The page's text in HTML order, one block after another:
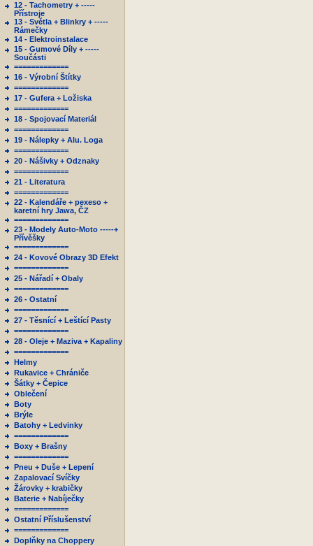
12 - Tachometry + -----
Přístroje
13 - Světla + Blinkry + -----
Rámečky
14 - Elektroinstalace
15 - Gumové Díly + -----
Součásti
=============
16 - Výrobní Štítky
=============
17 - Gufera + Ložiska
=============
18 - Spojovací Materiál
=============
19 - Nálepky + Alu. Loga
=============
20 - Nášivky + Odznaky
=============
21 - Literatura
=============
22 - Kalendáře + pexeso +
karetní hry Jawa, ČZ
=============
23 - Modely Auto-Moto -----+
Přívěšky
=============
24 - Kovové Obrazy 3D Efekt
=============
25 - Nářadí + Obaly
=============
26 - Ostatní
=============
27 - Těsnící + Leštící Pasty
=============
28 - Oleje + Maziva + Kapaliny
=============
Helmy
Rukavice + Chrániče
Šátky + Čepice
Oblečení
Boty
Brýle
Batohy + Ledvinky
=============
Boxy + Brašny
=============
Pneu + Duše + Lepení
Zapalovací Svíčky
Žárovky + krabičky
Baterie + Nabíječky
=============
Ostatní Příslušenství
=============
Doplňky na Choppery